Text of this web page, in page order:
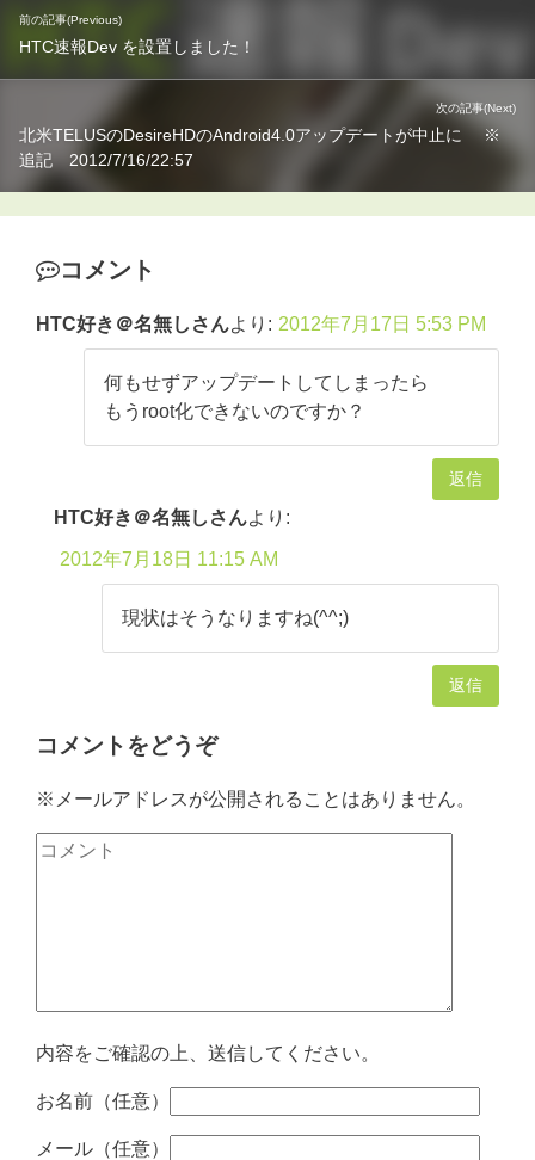
前の記事(Previous)
HTC速報Dev を設置しました！
次の記事(Next)
北米TELUSのDesireHDのAndroid4.0アップデートが中止に ※
追記 2012/7/16/22:57
コメント
HTC好き＠名無しさんより: 2012年7月17日 5:53 PM
何もせずアップデートしてしまったら
もうroot化できないのですか？
返信
HTC好き＠名無しさんより:
2012年7月18日 11:15 AM
現状はそうなりますね(^^;)
返信
コメントをどうぞ
※メールアドレスが公開されることはありません。
内容をご確認の上、送信してください。
お名前（任意）
メール（任意）